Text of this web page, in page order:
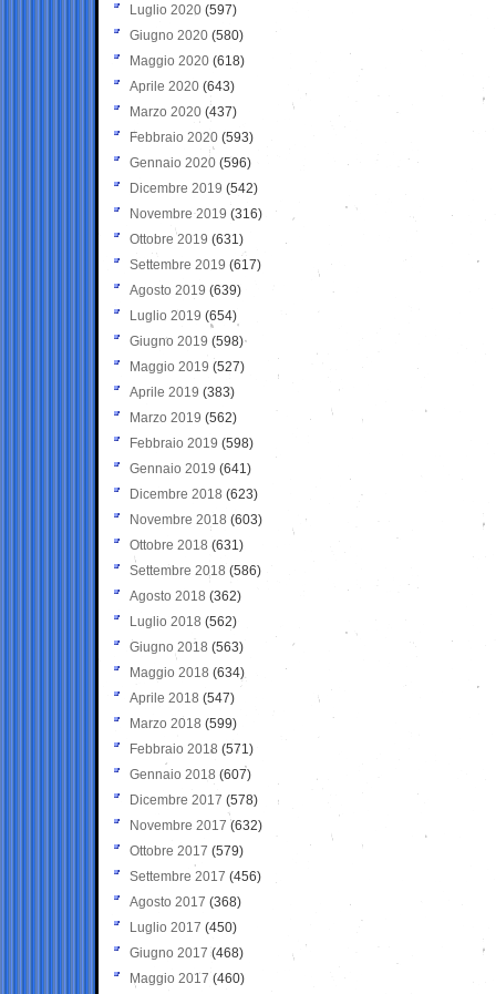
Luglio 2020 (597)
Giugno 2020 (580)
Maggio 2020 (618)
Aprile 2020 (643)
Marzo 2020 (437)
Febbraio 2020 (593)
Gennaio 2020 (596)
Dicembre 2019 (542)
Novembre 2019 (316)
Ottobre 2019 (631)
Settembre 2019 (617)
Agosto 2019 (639)
Luglio 2019 (654)
Giugno 2019 (598)
Maggio 2019 (527)
Aprile 2019 (383)
Marzo 2019 (562)
Febbraio 2019 (598)
Gennaio 2019 (641)
Dicembre 2018 (623)
Novembre 2018 (603)
Ottobre 2018 (631)
Settembre 2018 (586)
Agosto 2018 (362)
Luglio 2018 (562)
Giugno 2018 (563)
Maggio 2018 (634)
Aprile 2018 (547)
Marzo 2018 (599)
Febbraio 2018 (571)
Gennaio 2018 (607)
Dicembre 2017 (578)
Novembre 2017 (632)
Ottobre 2017 (579)
Settembre 2017 (456)
Agosto 2017 (368)
Luglio 2017 (450)
Giugno 2017 (468)
Maggio 2017 (460)